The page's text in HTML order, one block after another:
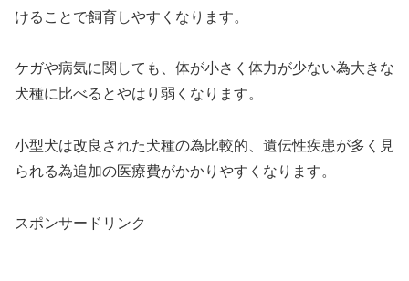
けることで飼育しやすくなります。
ケガや病気に関しても、体が小さく体力が少ない為大きな
犬種に比べるとやはり弱くなります。
小型犬は改良された犬種の為比較的、遺伝性疾患が多く見
られる為追加の医療費がかかりやすくなります。
スポンサードリンク